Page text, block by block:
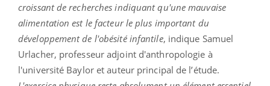
croissant de recherches indiquant qu'une mauvaise
alimentation est le facteur le plus important du
développement de l'obésité infantile, indique Samuel
Urlacher, professeur adjoint d'anthropologie à
l'université Baylor et auteur principal de l’étude.